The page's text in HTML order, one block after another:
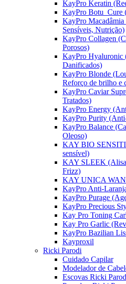
KayPro Keratin
KayPro Botu_Cure
KayPro Macadâmia
Sensíveis, Nutrição)
KayPro Collagen
Porosos)
KayPro Hyaluronic
Danificados)
KayPro Blonde
Reforço de brilho e
KayPro Caviar
Tratados)
KayPro Energy
KayPro Purity
KayPro Balance
Oleoso)
KAY BIO
sensível)
KAY SLEEK
Frizz)
KAY UNICA
KayPro Anti-
KayPro Purage
KayPro Precious
Kay Pro Toning
Kay Pro Garlic
KayPro Bazilian
Kayproxil
Ricki Parodi
Cuidado Capilar
Modelador de
Escovas Ricki